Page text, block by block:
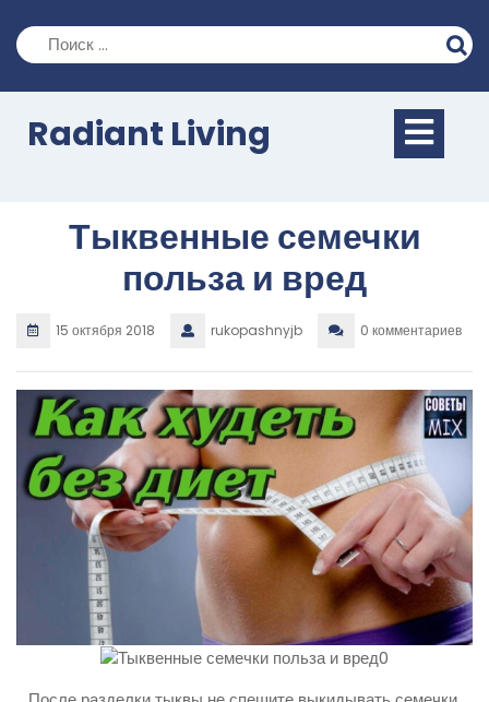
содержимому
Radiant Living
Тыквенные семечки
польза и вред
15 октября 2018 rukopashnyjb 0 комментариев